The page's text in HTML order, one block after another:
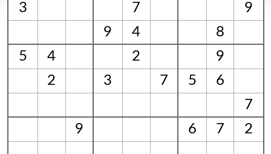
3
7
9
9
4
8
5
4 2
9
2
3 7 5
6
7
9
6 7 2